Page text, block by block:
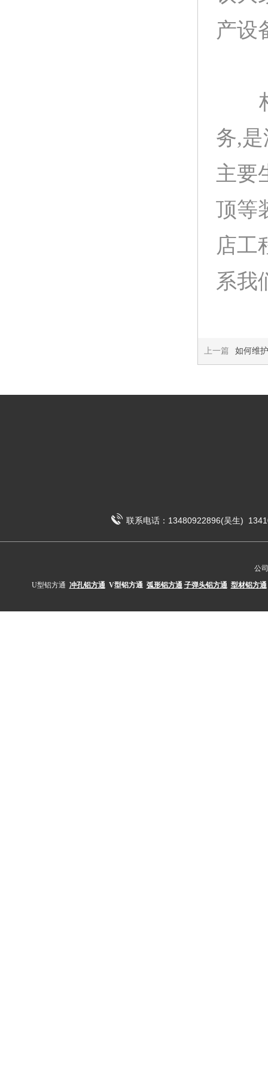
产设
柏
务,
主要
顶等
店工
系我
上一篇 如何维
联系电话：13480922896(吴生)
公
U型铝方通 冲孔铝方通 V型铝方通 弧形铝方通 子弹头铝方通 型材铝方通